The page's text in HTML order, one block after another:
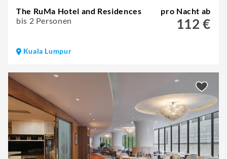
The RuMa Hotel and Residences
bis 2 Personen
pro Nacht ab
112 €
Kuala Lumpur